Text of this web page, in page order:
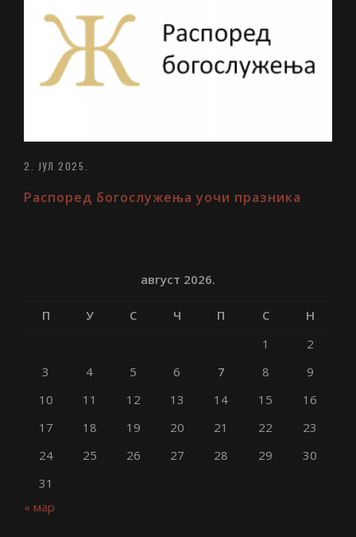
2. ЈУЛ 2025.
Распоред богослужења уочи празника
август 2026.
П У С Ч П С
Н
1
2
3
4 5 6 7 8
9
10
11 12 13 14 15
16
17
18 19 20 21 22
23
24
25 26 27 28 29
30
31
« мар